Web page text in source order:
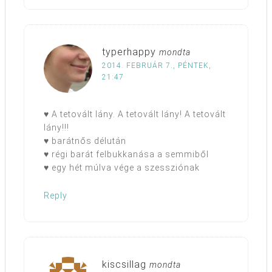
typerhappy mondta
2014. FEBRUÁR 7., PÉNTEK,
21:47
♥ A tetovált lány. A tetovált lány! A tetovált
lány!!!
♥ barátnős délután
♥ régi barát felbukkanása a semmiből
♥ egy hét múlva vége a szessziónak
Reply
kiscsillag mondta